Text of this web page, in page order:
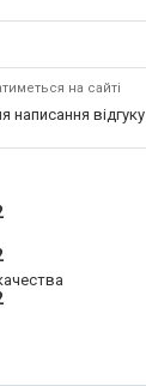
на сайті
написання відгуку